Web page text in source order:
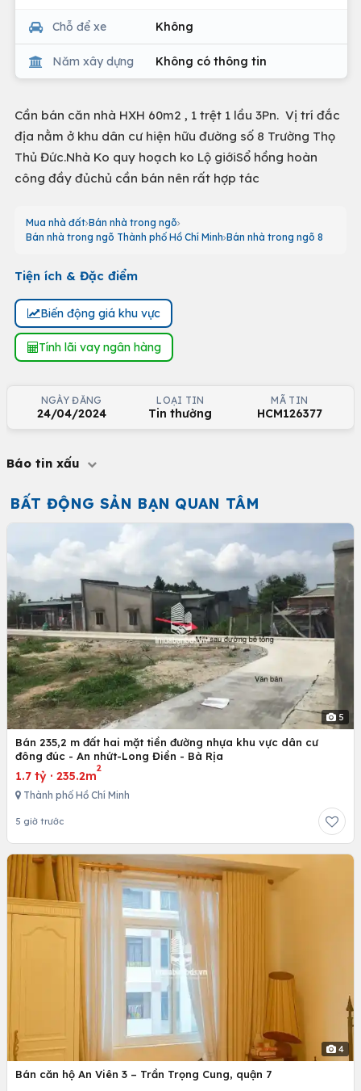
Chỗ để xe Không
Năm xây dựng Không có thông tin
Cần bán căn nhà HXH 60m2 , 1 trệt 1 lầu 3Pn. Vị trí đắc
địa nằm ở khu dân cư hiện hữu đường số 8 Trường Thọ
Thủ Đức.Nhà Ko quy hoạch ko Lộ giớiSổ hồng hoàn
công đầy đủchủ cần bán nên rất hợp tác
Mua nhà đất Bán nhà trong ngõ
Bán nhà trong ngõ Thành phố Hồ Chí Minh Bán nhà trong ngõ 8
Tiện ích & Đặc điểm
Biến động giá khu vực
Tính lãi vay ngân hàng
NGÀY ĐĂNG
24/04/2024
LOẠI TIN
Tin thường
MÃ TIN
HCM126377
Báo tin xấu
BẤT ĐỘNG SẢN BẠN QUAN TÂM
5
Bán 235,2 m đất hai mặt tiền đường nhựa khu vực dân cư
đông đúc - An nhứt-Long Điền - Bà Rịa
1.7 tỷ · 235.2m
2
Thành phố Hồ Chí Minh
5 giờ trước
4
Bán căn hộ An Viên 3 – Trần Trọng Cung, quận 7